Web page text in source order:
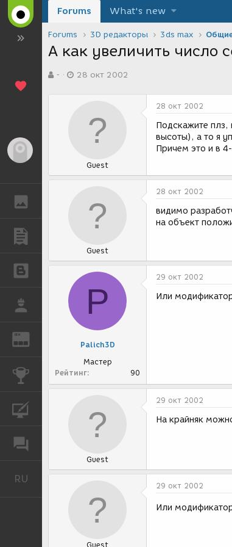
РАБОТА
REN
КОНКУРСЫ
RU
Forums What's new
Forums 3D редакторы 3ds max
А как увеличить число
в-
а
и
28 окт 2002
Guest
28 окт 2002
Подскажите плз,
высоты), а то я
Причем это и в
Guest
28 окт 2002
видимо
на объект
P
Palich3D
Мастер
Рейтинг
90
29 окт 2002
Или
Guest
29 окт 2002
На крайняк
Guest
29 окт 2002
Или